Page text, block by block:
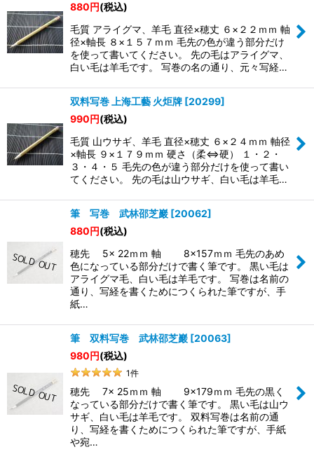
並び順:
絞り込む
880円(税込)
毛質 アライグマ、羊毛 直径×穂丈 ６×２２ｍｍ 軸
径×軸長 ８×１５７ｍｍ 毛先の色が違う部分だけ
を使って書いてください。 先の毛はアライグマ、
白い毛は羊毛です。 写巻の名の通り、元々写経…
双料写巻 上海工藝 火炬牌 [20299]
990円(税込)
毛質 山ウサギ、羊毛 直径×穂丈 ６×２４ｍｍ 軸径
×軸長 ９×１７９ｍｍ 硬さ（柔⇔硬） １・２・
３・４・５ 毛先の色が違う部分だけを使って書い
てください。 先の毛は山ウサギ、白い毛は羊毛…
筆 写巻 武林邵芝巖 [20062]
880円(税込)
穂先 5× 22ｍｍ 軸 8×157ｍｍ 毛先のあめ
色になっている部分だけで書く筆です。 黒い毛は
アライグマ毛、白い毛は羊毛です。 写巻は名前の
通り、写経を書くためにつくられた筆ですが、手
紙…
筆 双料写巻 武林邵芝巖 [20063]
980円(税込)
1件
穂先 7× 25ｍｍ 軸 9×179ｍｍ 毛先の黒く
なっている部分だけで書く筆です。 黒い毛は山ウ
サギ、白い毛は羊毛です。 双料写巻は名前の通
り、写経を書くためにつくられた筆ですが、手紙
や宛…